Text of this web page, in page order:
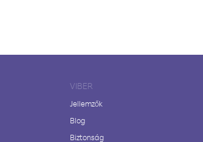
VIBER
Jellemzők
Blog
Biztonság